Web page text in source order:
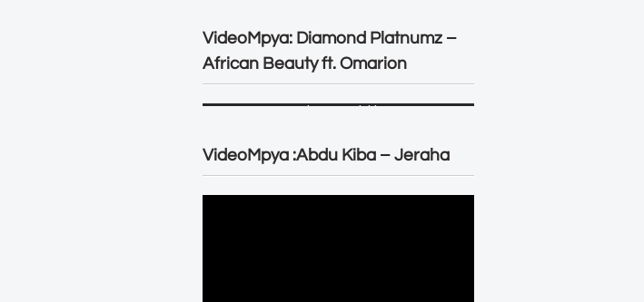
VideoMpya: Diamond Platnumz –
African Beauty ft. Omarion
VideoMpya :Abdu Kiba – Jeraha